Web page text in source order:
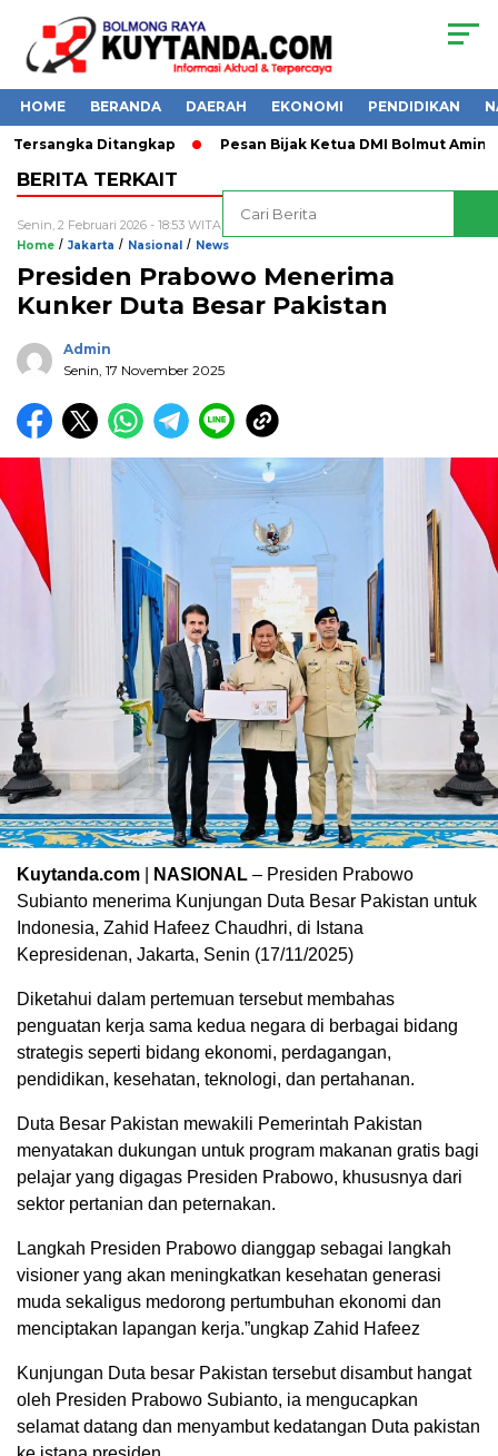
HOME BERANDA DAERAH EKONOMI PENDIDIKAN
Ditangkap Pesan Bijak Ketua DMI Bolmut Amin
Home / Jakarta / Nasional / News
Presiden Prabowo Menerima
Kunker Duta Besar Pakistan
Admin
Senin, 17 November 2025
Kuytanda.com NASIONAL – Presiden Prabowo
Subianto menerima Kunjungan Duta Besar Pakistan untuk
Indonesia, Zahid Hafeez Chaudhri, di Istana
Kepresidenan, Jakarta, Senin (17/11/2025)
Diketahui dalam pertemuan tersebut membahas
penguatan kerja sama kedua negara di berbagai bidang
strategis seperti bidang ekonomi, perdagangan,
pendidikan, kesehatan, teknologi, dan pertahanan.
Duta Besar Pakistan mewakili Pemerintah Pakistan
menyatakan dukungan untuk program makanan gratis bagi
pelajar yang digagas Presiden Prabowo, khususnya dari
sektor pertanian dan peternakan.
Langkah Presiden Prabowo dianggap sebagai langkah
visioner yang akan meningkatkan kesehatan generasi
muda sekaligus medorong pertumbuhan ekonomi dan
menciptakan lapangan kerja.”ungkap Zahid Hafeez
Kunjungan Duta besar Pakistan tersebut disambut hangat
oleh Presiden Prabowo Subianto, ia mengucapkan
selamat datang dan menyambut kedatangan Duta pakistan
BERITA TERKAIT
Senin, 2 Februari 2026 - 18:53 WITA